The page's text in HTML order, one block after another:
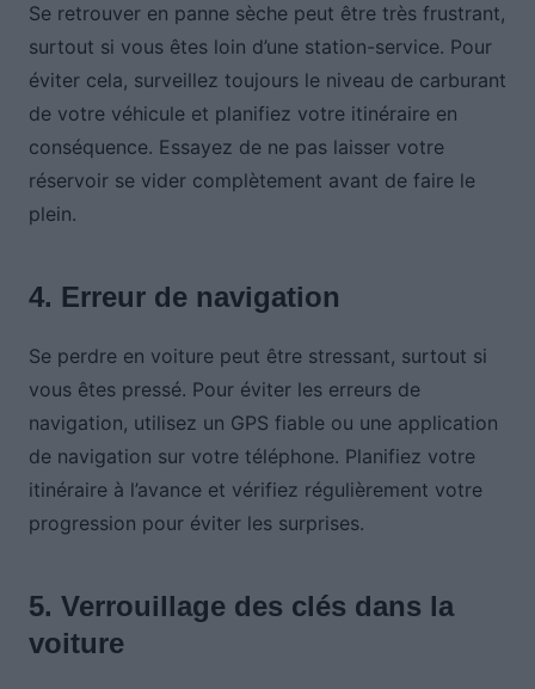
Se retrouver en panne sèche peut être très frustrant,
surtout si vous êtes loin d’une station-service. Pour
éviter cela, surveillez toujours le niveau de carburant
de votre véhicule et planifiez votre itinéraire en
conséquence. Essayez de ne pas laisser votre
réservoir se vider complètement avant de faire le
plein.
4. Erreur de navigation
Se perdre en voiture peut être stressant, surtout si
vous êtes pressé. Pour éviter les erreurs de
navigation, utilisez un GPS fiable ou une application
de navigation sur votre téléphone. Planifiez votre
itinéraire à l’avance et vérifiez régulièrement votre
progression pour éviter les surprises.
5. Verrouillage des clés dans la
voiture